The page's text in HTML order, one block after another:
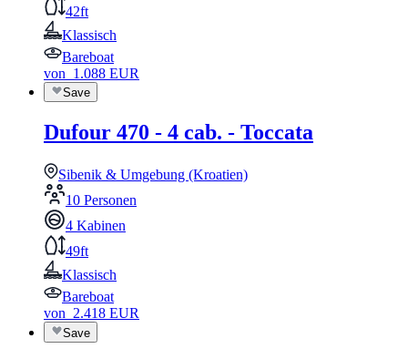
42ft
Klassisch
Bareboat
von 1.088 EUR
Save
Dufour 470 - 4 cab. - Toccata
Sibenik & Umgebung (Kroatien)
10 Personen
4 Kabinen
49ft
Klassisch
Bareboat
von 2.418 EUR
Save